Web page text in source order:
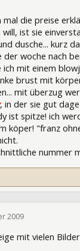
mal die preise
ist sie
dusche... kurz
der woche nach
mit einem
brust mit
mit überzug
, in der sie gut
ist spitze! ich
köper! "franz
nummer
2009
mit vielen